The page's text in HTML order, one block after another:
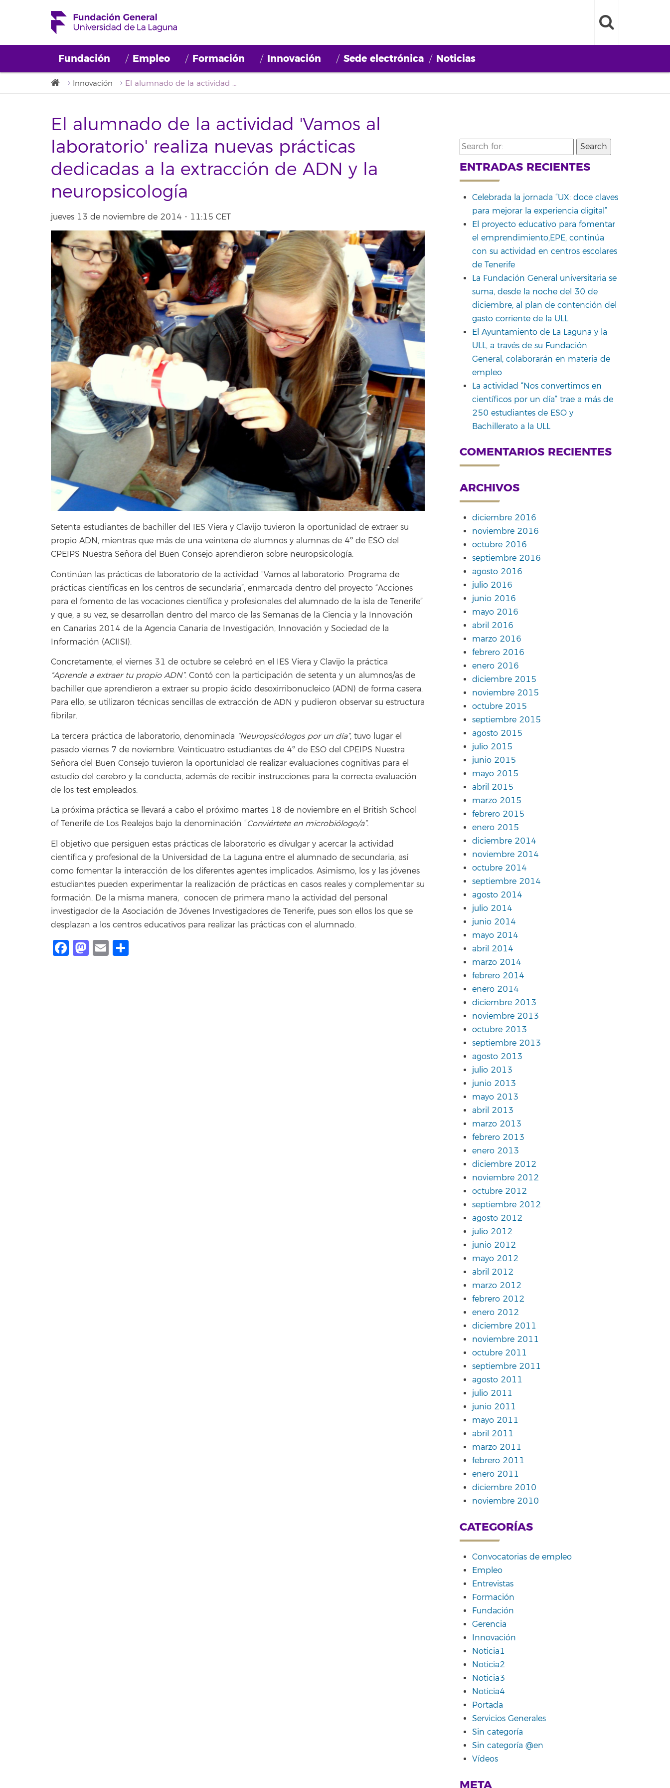
Fundación Empleo Formación Innovación Sede electrónica Noticias
Innovación El alumnado de la actividad 'Vamos al laboratorio' realiza nuevas prácticas dedicadas a la extracción de ADN y la neuropsicología
El alumnado de la actividad 'Vamos al
laboratorio' realiza nuevas prácticas
dedicadas a la extracción de ADN y la
neuropsicología
jueves 13 de noviembre de 2014 - 11:15 CET
Setenta estudiantes de bachiller del IES Viera y Clavijo tuvieron la oportunidad de extraer su
propio ADN, mientras que más de una veintena de alumnos y alumnas de 4º de ESO del
CPEIPS Nuestra Señora del Buen Consejo aprendieron sobre neuropsicología.
Continúan las prácticas de laboratorio de la actividad “Vamos al laboratorio. Programa de
prácticas científicas en los centros de secundaria”, enmarcada dentro del proyecto “Acciones
para el fomento de las vocaciones científica y profesionales del alumnado de la isla de Tenerife”
y que, a su vez, se desarrollan dentro del marco de las Semanas de la Ciencia y la Innovación
en Canarias 2014 de la Agencia Canaria de Investigación, Innovación y Sociedad de la
Información (ACIISI).
Concretamente, el viernes 31 de octubre se celebró en el IES Viera y Clavijo la práctica
“Aprende a extraer tu propio ADN”. Contó con la participación de setenta y un alumnos/as de
bachiller que aprendieron a extraer su propio ácido desoxirribonucleico (ADN) de forma casera.
Para ello, se utilizaron técnicas sencillas de extracción de ADN y pudieron observar su estructura
fibrilar.
La tercera práctica de laboratorio, denominada “Neuropsicólogos por un día”, tuvo lugar el
pasado viernes 7 de noviembre. Veinticuatro estudiantes de 4º de ESO del CPEIPS Nuestra
Señora del Buen Consejo tuvieron la oportunidad de realizar evaluaciones cognitivas para el
estudio del cerebro y la conducta, además de recibir instrucciones para la correcta evaluación
de los test empleados.
La próxima práctica se llevará a cabo el próximo martes 18 de noviembre en el British School
of Tenerife de Los Realejos bajo la denominación “Conviértete en microbiólogo/a”.
El objetivo que persiguen estas prácticas de laboratorio es divulgar y acercar la actividad
científica y profesional de la Universidad de La Laguna entre el alumnado de secundaria, así
como fomentar la interacción de los diferentes agentes implicados. Asimismo, los y las jóvenes
estudiantes pueden experimentar la realización de prácticas en casos reales y complementar su
formación. De la misma manera, conocen de primera mano la actividad del personal
investigador de la Asociación de Jóvenes Investigadores de Tenerife, pues son ellos los que se
desplazan a los centros educativos para realizar las prácticas con el alumnado.
Facebook
Mastodon
Email
Search
for:
ENTRADAS RECIENTES
Celebrada la jornada “UX: doce claves
para mejorar la experiencia digital”
El proyecto educativo para fomentar
el emprendimiento,EPE, continúa
con su actividad en centros escolares
de Tenerife
La Fundación General universitaria se
suma, desde la noche del 30 de
diciembre, al plan de contención del
gasto corriente de la ULL
El Ayuntamiento de La Laguna y la
ULL, a través de su Fundación
General, colaborarán en materia de
empleo
La actividad “Nos convertimos en
científicos por un día” trae a más de
250 estudiantes de ESO y
Bachillerato a la ULL
COMENTARIOS RECIENTES
ARCHIVOS
diciembre 2016
noviembre 2016
octubre 2016
septiembre 2016
agosto 2016
julio 2016
junio 2016
mayo 2016
abril 2016
marzo 2016
febrero 2016
enero 2016
diciembre 2015
noviembre 2015
octubre 2015
septiembre 2015
agosto 2015
julio 2015
junio 2015
mayo 2015
abril 2015
marzo 2015
febrero 2015
enero 2015
diciembre 2014
noviembre 2014
octubre 2014
septiembre 2014
agosto 2014
julio 2014
junio 2014
mayo 2014
abril 2014
marzo 2014
febrero 2014
enero 2014
diciembre 2013
noviembre 2013
octubre 2013
septiembre 2013
agosto 2013
julio 2013
junio 2013
mayo 2013
abril 2013
marzo 2013
febrero 2013
enero 2013
diciembre 2012
noviembre 2012
octubre 2012
septiembre 2012
agosto 2012
julio 2012
junio 2012
mayo 2012
abril 2012
marzo 2012
febrero 2012
enero 2012
diciembre 2011
noviembre 2011
octubre 2011
septiembre 2011
agosto 2011
julio 2011
junio 2011
mayo 2011
abril 2011
marzo 2011
febrero 2011
enero 2011
diciembre 2010
noviembre 2010
CATEGORÍAS
Convocatorias de empleo
Empleo
Entrevistas
Formación
Fundación
Gerencia
Innovación
Noticia1
Noticia2
Noticia3
Noticia4
Portada
Servicios Generales
Sin categoría
Sin categoría @en
Vídeos
META